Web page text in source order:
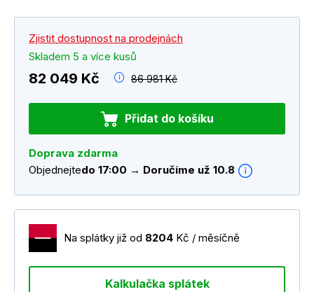
Zjistit dostupnost na prodejnách
Skladem 5 a více kusů
82 049 Kč 86 981 Kč
Přidat do košíku
Doprava zdarma
Objednejtedo 17:00 → Doručíme už 10.8
Na splátky již od 8204 Kč / měsíčně
Kalkulačka splátek